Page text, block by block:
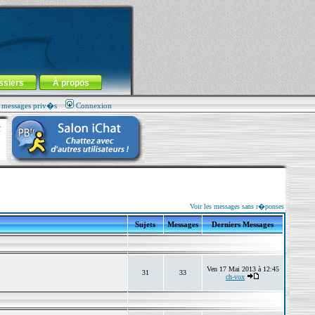
À propos
priv�s Connexion
Voir les messages sans r�ponses
Sujets Messages Derniers Messages
31 33
Ven 17 Mai 2013 à 12:45
ch-vox